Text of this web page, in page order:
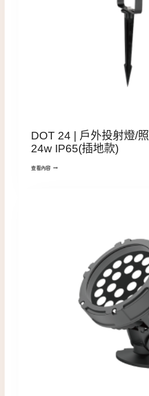
DOT 24 | 戶外投射燈/
24w IP65(插地款)
查看內容